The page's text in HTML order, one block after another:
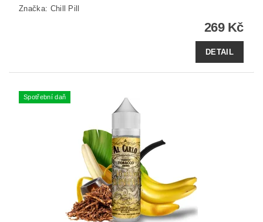
Značka: Chill Pill
269 Kč
DETAIL
Spotřební daň